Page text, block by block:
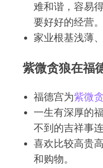
难和谐，容易
要好好的经营。
家业根基浅薄
紫微贪狼在福
福德宫为紫微
一生有深厚的
不到的吉祥事连
喜欢比较高贵
和购物。